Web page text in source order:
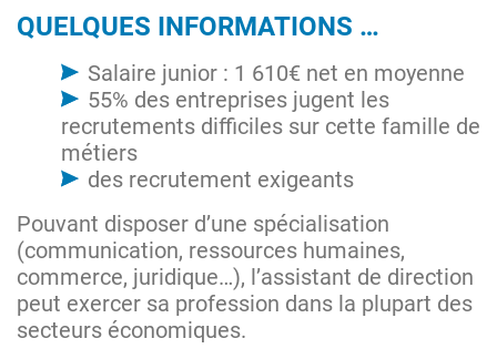
QUELQUES INFORMATIONS …
Salaire junior : 1 610€ net en moyenne
55% des entreprises jugent les
recrutements difficiles sur cette famille de
métiers
des recrutement exigeants
Pouvant disposer d’une spécialisation
(communication, ressources humaines,
commerce, juridique…), l’assistant de direction
peut exercer sa profession dans la plupart des
secteurs économiques.